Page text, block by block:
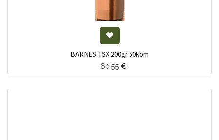
BARNES TSX 200gr 50kom
60,55€